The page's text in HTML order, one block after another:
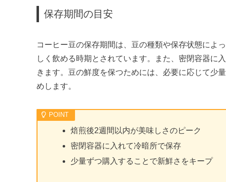
保存期間の目安
コーヒー豆の保存期間は、豆の種類や保存状態によ
しく飲める時期とされています。また、密閉容器に
きます。豆の鮮度を保つためには、必要に応じて少
めします。
焙煎後2週間以内が美味しさのピーク
密閉容器に入れて冷暗所で保存
少量ずつ購入することで新鮮さをキープ